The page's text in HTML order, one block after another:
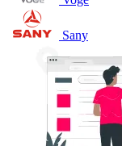
Sany